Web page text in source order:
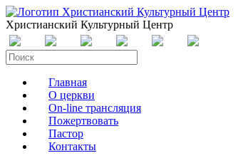
Христианский Культурный Центр
Главная
О церкви
On-line трансляция
Пожертвовать
Пастор
Контакты